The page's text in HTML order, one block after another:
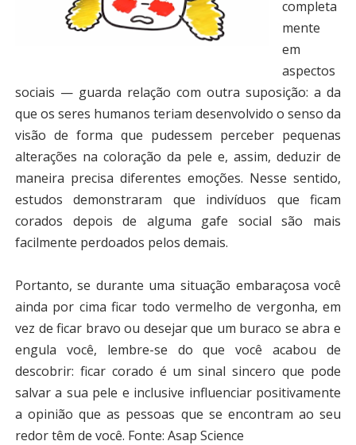
completa
mente
em
aspectos
sociais — guarda relação com outra suposição: a da
que os seres humanos teriam desenvolvido o senso da
visão de forma que pudessem perceber pequenas
alterações na coloração da pele e, assim, deduzir de
maneira precisa diferentes emoções. Nesse sentido,
estudos demonstraram que indivíduos que ficam
corados depois de alguma gafe social são mais
facilmente perdoados pelos demais.
Portanto, se durante uma situação embaraçosa você
ainda por cima ficar todo vermelho de vergonha, em
vez de ficar bravo ou desejar que um buraco se abra e
engula você, lembre-se do que você acabou de
descobrir: ficar corado é um sinal sincero que pode
salvar a sua pele e inclusive influenciar positivamente
a opinião que as pessoas que se encontram ao seu
redor têm de você. Fonte: Asap Science